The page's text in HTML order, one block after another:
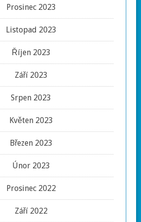
Prosinec 2023
Listopad 2023
Říjen 2023
Září 2023
Srpen 2023
Květen 2023
Březen 2023
Únor 2023
Prosinec 2022
Září 2022